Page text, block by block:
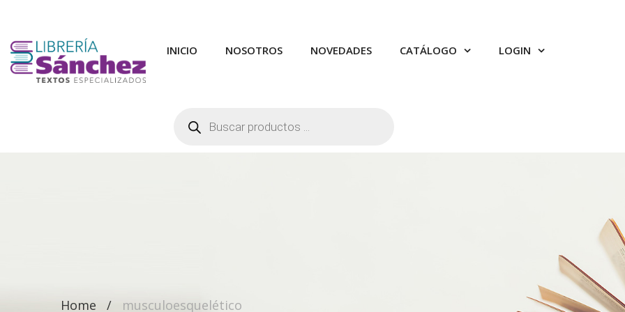
INICIO NOSOTROS NOVEDADES CATÁLOGO LOGIN
productos
Home musculoesquelético